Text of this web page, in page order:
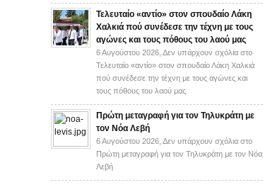
Τελευταίο «αντίο» στον σπουδαίο Λάκη
Χαλκιά πού συνέδεσε την τέχνη με τους
αγώνες και τους πόθους του λαού μας
6 Αυγούστου 2026, Δεν υπάρχουν σχόλια στο
Τελευταίο «αντίο» στον σπουδαίο Λάκη Χαλκιά
πού συνέδεσε την τέχνη με τους αγώνες και
τους πόθους του λαού μας
Πρώτη μεταγραφή για τον Τηλυκράτη με
τον Νόα Λεβή
6 Αυγούστου 2026, Δεν υπάρχουν σχόλια στο
Πρώτη μεταγραφή για τον Τηλυκράτη με τον Νόα
Λεβή